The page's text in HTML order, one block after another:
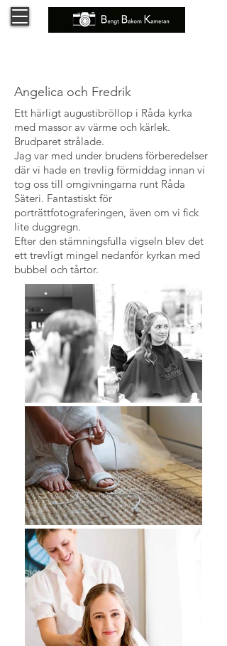
Angelica och Fredrik
Ett härligt augustibröllop i Råda kyrka
med massor av värme och kärlek.
Brudparet strålade.
Jag var med under brudens förberedelser
där vi hade en trevlig förmiddag innan vi
tog oss till omgivningarna runt Råda
Säteri. Fantastiskt för
porträttfotograferingen, även om vi fick
lite duggregn.
Efter den stämningsfulla vigseln blev det
ett trevligt mingel nedanför kyrkan med
bubbel och tårtor.